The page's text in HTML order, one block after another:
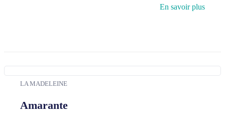
En savoir plus
LA MADELEINE
Amarante